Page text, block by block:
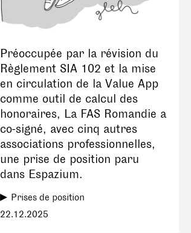
Préoccupée par la révision du
Règlement SIA 102 et la mise
en circulation de la Value App
comme outil de calcul des
honoraires, La FAS Romandie a
co-signé, avec cinq autres
associations professionnelles,
une prise de position paru
dans Espazium.
Prises de position
22.12.2025